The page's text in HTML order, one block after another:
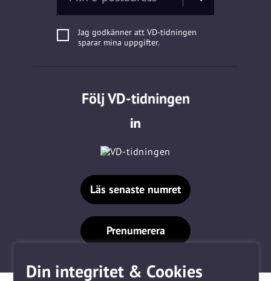
Din integritet & Cookies
Jag godkänner att VD-tidningen
sparar mina uppgifter.
Följ VD-tidningen
Läs senaste numret
Prenumerera